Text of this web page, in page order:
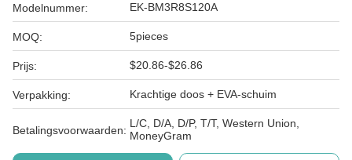
Modelnummer: EK-BM3R8S120A
MOQ: 5pieces
Prijs: $20.86-$26.86
Verpakking: Krachtige doos + EVA-schuim
Betalingsvoorwaarden:
L/C, D/A, D/P, T/T, Western Union,
MoneyGram